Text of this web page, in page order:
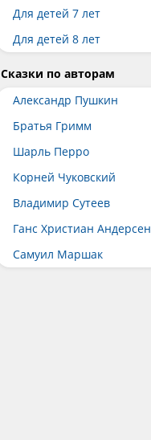
Для детей 7 лет
Для детей 8 лет
Сказки по авторам
Александр Пушкин
Братья Гримм
Шарль Перро
Корней Чуковский
Владимир Сутеев
Ганс Христиан Андерсен
Самуил Маршак